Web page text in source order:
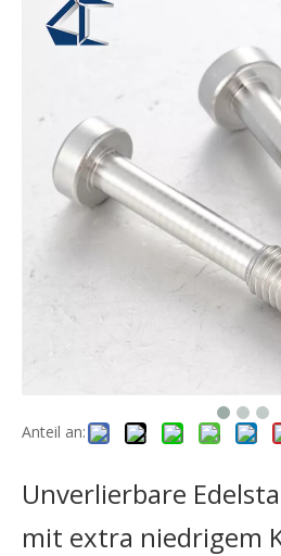
Anteil an:
Unverlierbare
mit extra niedrigem